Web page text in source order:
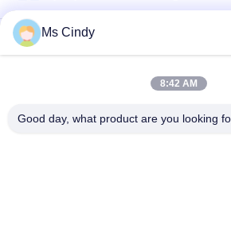
Document Ei Tray
Making Machine
Machine
Ms Cindy
8:42 AM
Good day, what product are you looking